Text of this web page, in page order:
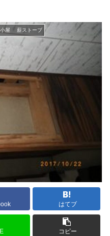
屋 薪ストーブ
はてブ
コピー